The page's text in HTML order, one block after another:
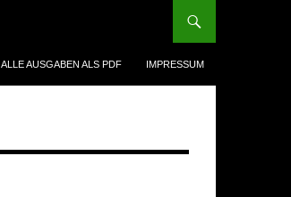
ALLE AUSGABEN ALS PDF IMPRESSUM